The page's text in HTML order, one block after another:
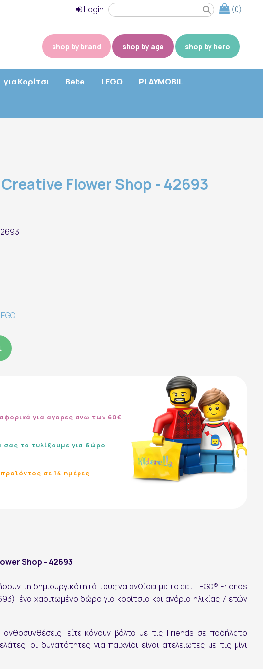
(0)
search
Login
shop by brand shop by age shop by hero
για Κορίτσι Bebe LEGO PLAYMOBIL
Creative Flower Shop - 42693
για αγορες ανω των 60€
σας το τυλίξουμε για δώρο
σε 14 ημέρες
Shop - 42693
τη δημιουργικότητά τους να ανθίσει με το σετ LEGO® Friends
ένα χαριτωμένο δώρο για κορίτσια και αγόρια ηλικίας 7 ετών
είτε κάνουν βόλτα με τις Friends σε ποδήλατο
οι δυνατότητες για παιχνίδι είναι ατελείωτες με τις μίνι